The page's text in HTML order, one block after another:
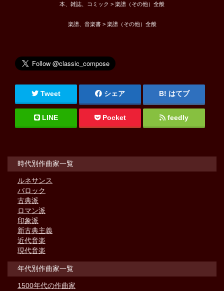
本、雑誌、コミック > 楽譜（その他）全般
楽譜、音楽書 > 楽譜（その他）全般
Tweet シェア はてブ
LINE Pocket feedly
時代別作曲家一覧
ルネサンス
バロック
古典派
ロマン派
印象派
新古典主義
近代音楽
現代音楽
年代別作曲家一覧
1500年代の作曲家